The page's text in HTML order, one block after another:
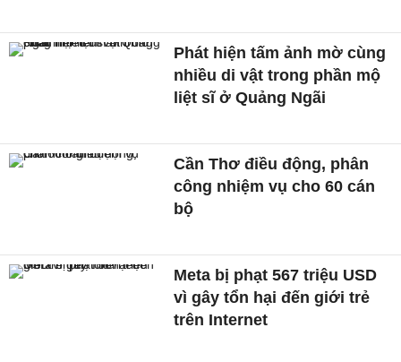
Phát hiện tấm ảnh mờ cùng
nhiều di vật trong phần mộ
liệt sĩ ở Quảng Ngãi
Cần Thơ điều động, phân
công nhiệm vụ cho 60 cán
bộ
Meta bị phạt 567 triệu USD
vì gây tổn hại đến giới trẻ
trên Internet